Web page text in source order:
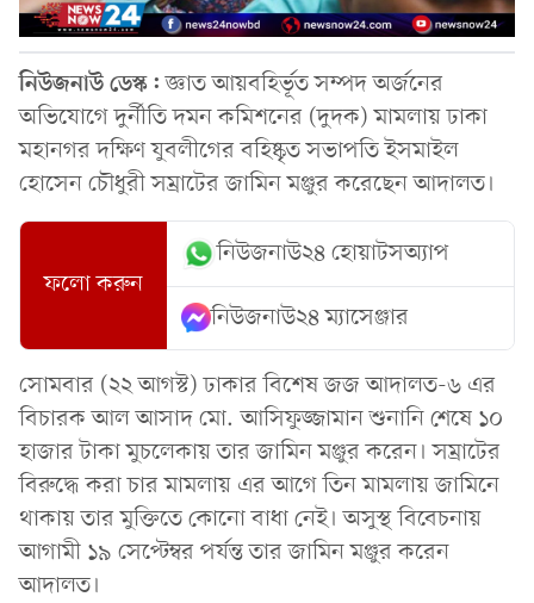
নিউজনাউ ডেস্ক:জ্ঞাত আয়বহির্ভূত সম্পদ অর্জনের
অভিযোগে দুর্নীতি দমন কমিশনের (দুদক) মামলায় ঢাকা
মহানগর দক্ষিণ যুবলীগের বহিষ্কৃত সভাপতি ইসমাইল
হোসেন চৌধুরী সম্রাটের জামিন মঞ্জুর করেছেন আদালত।
ফলো করুন
নিউজনাউ২৪ হোয়াটসঅ্যাপ
নিউজনাউ২৪ ম্যাসেঞ্জার
সোমবার (২২ আগস্ট) ঢাকার বিশেষ জজ আদালত-৬ এর
বিচারক আল আসাদ মো. আসিফুজ্জামান শুনানি শেষে ১০
হাজার টাকা মুচলেকায় তার জামিন মঞ্জুর করেন। সম্রাটের
বিরুদ্ধে করা চার মামলায় এর আগে তিন মামলায় জামিনে
থাকায় তার মুক্তিতে কোনো বাধা নেই। অসুস্থ বিবেচনায়
আগামী ১৯ সেপ্টেম্বর পর্যন্ত তার জামিন মঞ্জুর করেন
আদালত।